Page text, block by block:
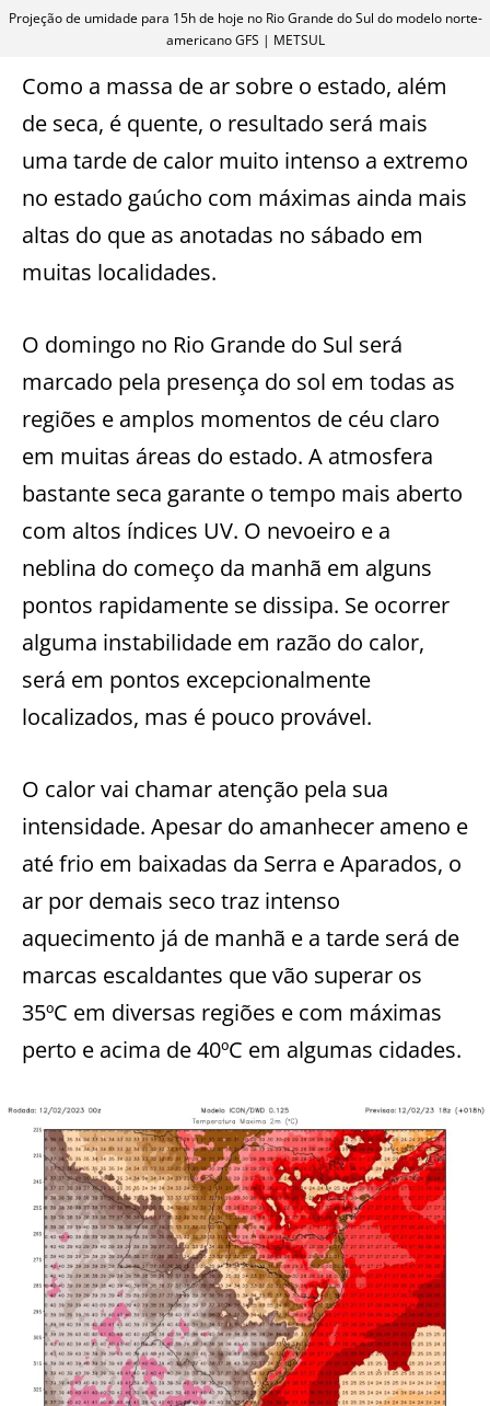
Projeção de umidade para 15h de hoje no Rio Grande do Sul do modelo norte-
americano GFS | METSUL
Como a massa de ar sobre o estado, além
de seca, é quente, o resultado será mais
uma tarde de calor muito intenso a extremo
no estado gaúcho com máximas ainda mais
altas do que as anotadas no sábado em
muitas localidades.
O domingo no Rio Grande do Sul será
marcado pela presença do sol em todas as
regiões e amplos momentos de céu claro
em muitas áreas do estado. A atmosfera
bastante seca garante o tempo mais aberto
com altos índices UV. O nevoeiro e a
neblina do começo da manhã em alguns
pontos rapidamente se dissipa. Se ocorrer
alguma instabilidade em razão do calor,
será em pontos excepcionalmente
localizados, mas é pouco provável.
O calor vai chamar atenção pela sua
intensidade. Apesar do amanhecer ameno e
até frio em baixadas da Serra e Aparados, o
ar por demais seco traz intenso
aquecimento já de manhã e a tarde será de
marcas escaldantes que vão superar os
35ºC em diversas regiões e com máximas
perto e acima de 40ºC em algumas cidades.